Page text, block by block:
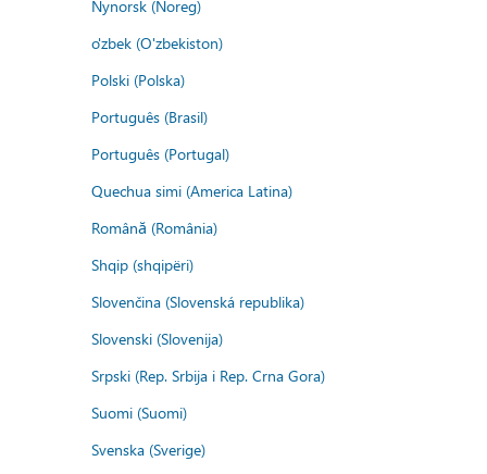
Nynorsk (Noreg)
o'zbek (O'zbekiston)
Polski (Polska)
Português (Brasil)
Português (Portugal)
Quechua simi (America Latina)
Română (România)
Shqip (shqipëri)
Slovenčina (Slovenská republika)
Slovenski (Slovenija)
Srpski (Rep. Srbija i Rep. Crna Gora)
Suomi (Suomi)
Svenska (Sverige)